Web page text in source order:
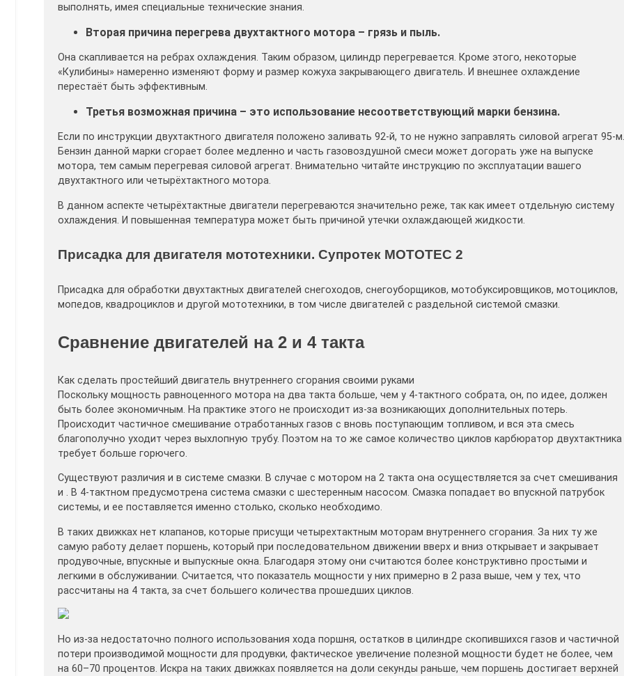
выполнять, имея специальные технические знания.
Вторая причина перегрева двухтактного мотора – грязь и пыль.
Она скапливается на ребрах охлаждения. Таким образом, цилиндр перегревается. Кроме этого, некоторые
«Кулибины» намеренно изменяют форму и размер кожуха закрывающего двигатель. И внешнее охлаждение
перестаёт быть эффективным.
Третья возможная причина – это использование несоответствующий марки бензина.
Если по инструкции двухтактного двигателя положено заливать 92-й, то не нужно заправлять силовой агрегат 95-м.
Бензин данной марки сгорает более медленно и часть газовоздушной смеси может догорать уже на выпуске
мотора, тем самым перегревая силовой агрегат. Внимательно читайте инструкцию по эксплуатации вашего
двухтактного или четырёхтактного мотора.
В данном аспекте четырёхтактные двигатели перегреваются значительно реже, так как имеет отдельную систему
охлаждения. И повышенная температура может быть причиной утечки охлаждающей жидкости.
Присадка для двигателя мототехники. Супротек MOTOTEC 2
Присадка для обработки двухтактных двигателей снегоходов, снегоуборщиков, мотобуксировщиков, мотоциклов,
мопедов, квадроциклов и другой мототехники, в том числе двигателей с раздельной системой смазки.
Сравнение двигателей на 2 и 4 такта
Как сделать простейший двигатель внутреннего сгорания своими руками
Поскольку мощность равноценного мотора на два такта больше, чем у 4-тактного собрата, он, по идее, должен
быть более экономичным. На практике этого не происходит из-за возникающих дополнительных потерь.
Происходит частичное смешивание отработанных газов с вновь поступающим топливом, и вся эта смесь
благополучно уходит через выхлопную трубу. Поэтом на то же самое количество циклов карбюратор двухтактника
требует больше горючего.
Существуют различия и в системе смазки. В случае с мотором на 2 такта она осуществляется за счет смешивания
и . В 4-тактном предусмотрена система смазки с шестеренным насосом. Смазка попадает во впускной патрубок
системы, и ее поставляется именно столько, сколько необходимо.
В таких движках нет клапанов, которые присущи четырехтактным моторам внутреннего сгорания. За них ту же
самую работу делает поршень, который при последовательном движении вверх и вниз открывает и закрывает
продувочные, впускные и выпускные окна. Благодаря этому они считаются более конструктивно простыми и
легкими в обслуживании. Считается, что показатель мощности у них примерно в 2 раза выше, чем у тех, что
рассчитаны на 4 такта, за счет большего количества прошедших циклов.
Но из-за недостаточно полного использования хода поршня, остатков в цилиндре скопившихся газов и частичной
потери производимой мощности для продувки, фактическое увеличение полезной мощности будет не более, чем
на 60–70 процентов. Искра на таких движках появляется на доли секунды раньше, чем поршень достигает верхней